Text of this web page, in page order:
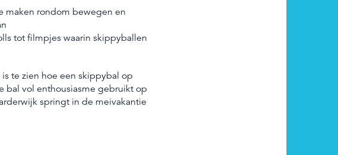
maken rondom bewegen en
tot filmpjes waarin skippyballen
te zien hoe een skippybal op
bal vol enthousiasme gebruikt op
springt in de meivakantie